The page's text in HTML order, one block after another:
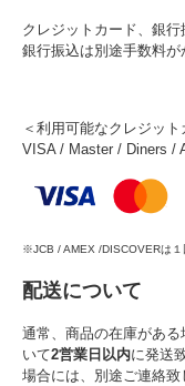
クレジットカード、銀行
銀行振込は別途手数料が
＜利用可能なクレジット
VISA / Master / Diners /
※JCB / AMEX /DISCOVERは１
配送について
通常、商品の在庫があ
いて2営業日以内に発送
場合には、別途ご連絡致